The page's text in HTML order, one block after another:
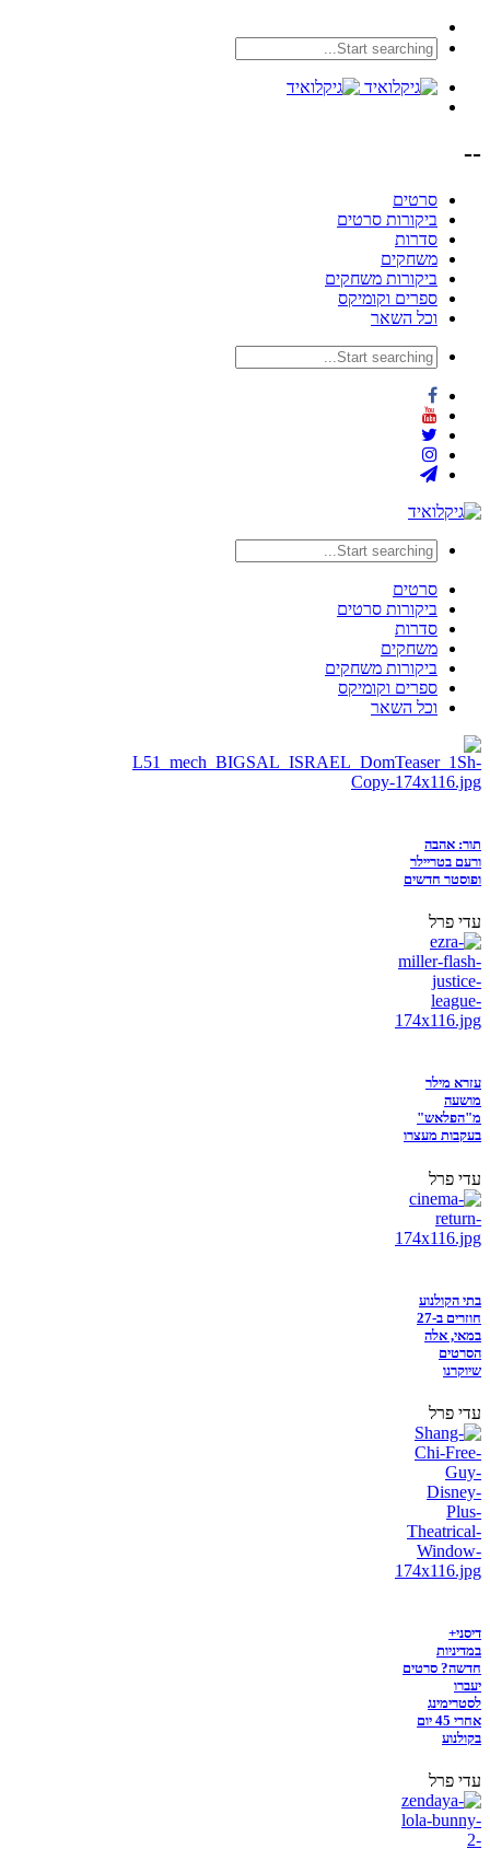
--
סרטים
ביקורות סרטים
סדרות
משחקים
ביקורות משחקים
ספרים וקומיקס
וכל השאר
סרטים
ביקורות סרטים
סדרות
משחקים
ביקורות משחקים
ספרים וקומיקס
וכל השאר
תור: אהבה
ורעם בטריילר
ופוסטר חדשים
עדי פרל
עזרא מילר
מושעה
מ"הפלאש"
בעקבות מעצרו
עדי פרל
בתי הקולנוע
חוזרים ב-27
במאי, אלה
הסרטים
שיוקרנו
עדי פרל
דיסני+
במדיניות
חדשה? סרטים
יעברו
לסטרימינג
אחרי 45 יום
בקולנוע
עדי פרל